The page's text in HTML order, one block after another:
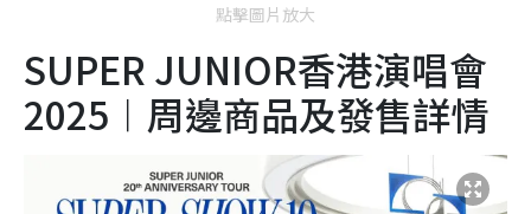
點擊圖片放大
SUPER JUNIOR香港演唱會
2025︱周邊商品及發售詳情